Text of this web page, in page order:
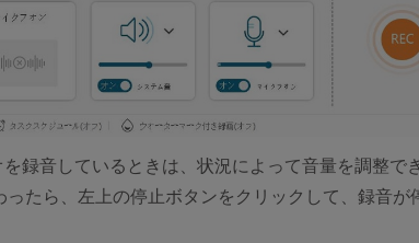
を録音しているときは、状況によって音量を調整で
たら、左上の停止ボタンをクリックして、録音が